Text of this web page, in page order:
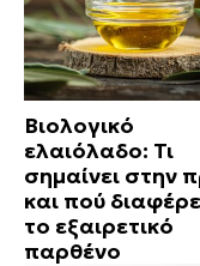
Βιολογικό
ελαιόλαδο: Τι
σημαίνει στην
και πού
το εξαιρετικό
παρθένο